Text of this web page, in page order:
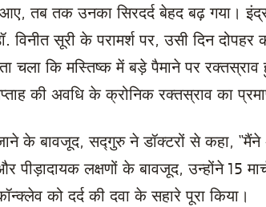
तब तक उनका सिरदर्द बेहद बढ़ गया।
विनीत सूरी के परामर्श पर, उसी दिन
कि मस्तिष्क में बड़े पैमाने पर
की अवधि के क्रोनिक रक्तस्राव का
के बावजूद, सद्गुरु ने डॉक्टरों से कहा,
लक्षणों के बावजूद, उन्होंने 15
को दर्द की दवा के सहारे पूरा किया।